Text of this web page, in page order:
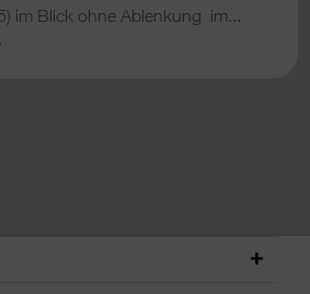
im Blick ohne Ablenkung im...